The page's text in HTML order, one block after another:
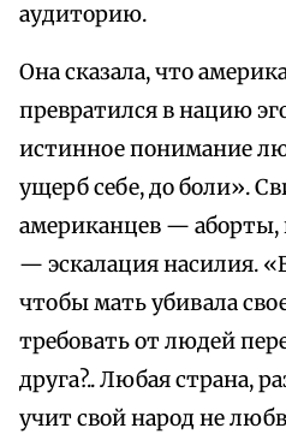
аудиторию.
Она сказала, что
превратился в нацию
истинное понимание
ущерб себе, до боли».
американцев — аборты,
— эскалация насилия.
чтобы мать убивала
требовать от людей
друга?.. Любая страна,
учит свой народ не